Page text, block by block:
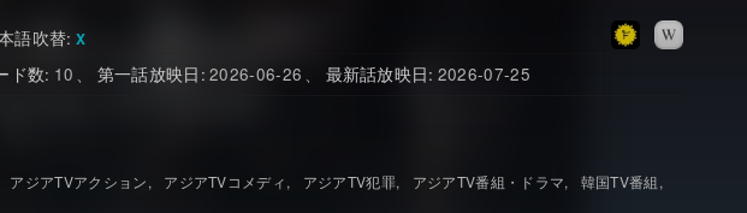
みんなの作品レビュー
Get Freaxフォーラム
語吹替
ド数 10 第一話放映日 2026-06-26 最新話放映日 2026-07-25
アジアTVアクション アジアTVコメディ アジアTV犯罪 アジアTV番組・ドラマ 韓国TV番組